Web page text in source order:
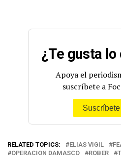
¿Te gusta lo
Apoya el
suscríbete a
RELATED TOPICS: ELIAS VIGIL
OPERACION DAMASCO
ROBER